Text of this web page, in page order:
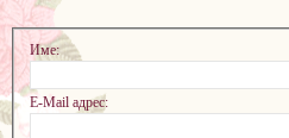
Име:
E-Mail адрес: